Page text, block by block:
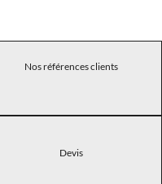
Nos références clients
Devis